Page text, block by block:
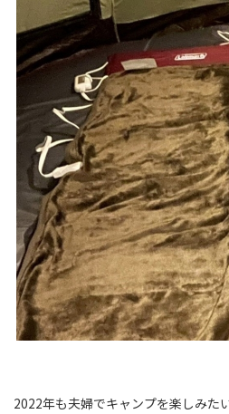
2022年も夫婦でキャンプを楽しみた